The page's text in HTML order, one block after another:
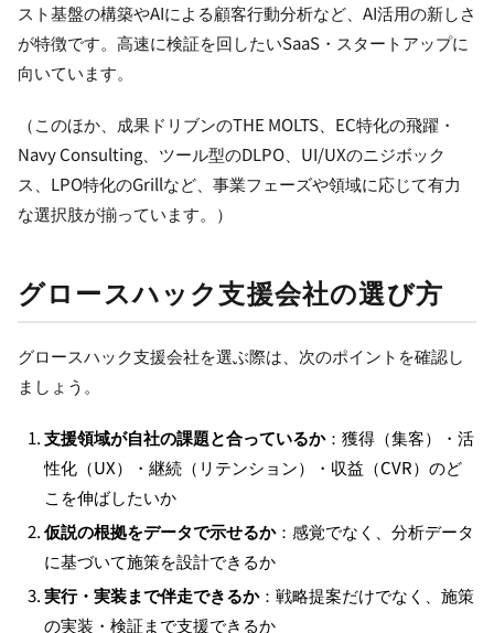
スト基盤の構築やAIによる顧客行動分析など、AI活用の新しさ
が特徴です。高速に検証を回したいSaaS・スタートアップに
向いています。
（このほか、成果ドリブンのTHE MOLTS、EC特化の飛躍・
Navy Consulting、ツール型のDLPO、UI/UXのニジボック
ス、LPO特化のGrillなど、事業フェーズや領域に応じて有力
な選択肢が揃っています。）
グロースハック支援会社の選び方
グロースハック支援会社を選ぶ際は、次のポイントを確認し
ましょう。
支援領域が自社の課題と合っているか：獲得（集客）・活
性化（UX）・継続（リテンション）・収益（CVR）のど
こを伸ばしたいか
仮説の根拠をデータで示せるか：感覚でなく、分析データ
に基づいて施策を設計できるか
実行・実装まで伴走できるか：戦略提案だけでなく、施策
の実装・検証まで支援できるか